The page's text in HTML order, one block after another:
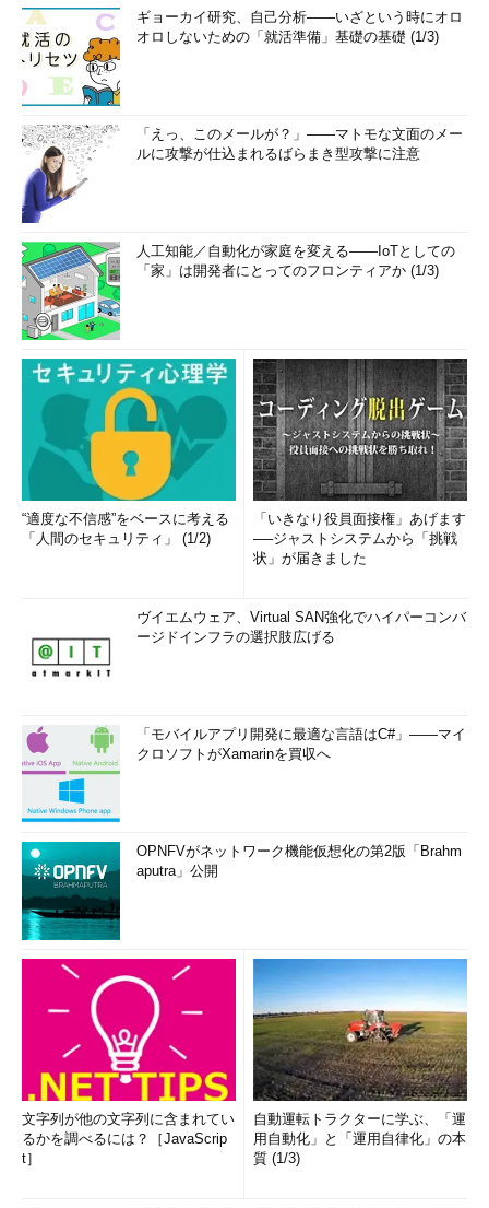
ギョーカイ研究、自己分析――いざという時にオロ
オロしないための「就活準備」基礎の基礎 (1/3)
「えっ、このメールが？」――マトモな文面のメー
ルに攻撃が仕込まれるばらまき型攻撃に注意
人工知能／自動化が家庭を変える――IoTとしての
「家」は開発者にとってのフロンティアか (1/3)
“適度な不信感”をベースに考える
「人間のセキュリティ」 (1/2)
「いきなり役員面接権」あげます
──ジャストシステムから「挑戦
状」が届きました
ヴイエムウェア、Virtual SAN強化でハイパーコンバ
ージドインフラの選択肢広げる
「モバイルアプリ開発に最適な言語はC#」――マイ
クロソフトがXamarinを買収へ
OPNFVがネットワーク機能仮想化の第2版「Brahm
aputra」公開
文字列が他の文字列に含まれてい
るかを調べるには？［JavaScrip
t］
自動運転トラクターに学ぶ、「運
用自動化」と「運用自律化」の本
質 (1/3)